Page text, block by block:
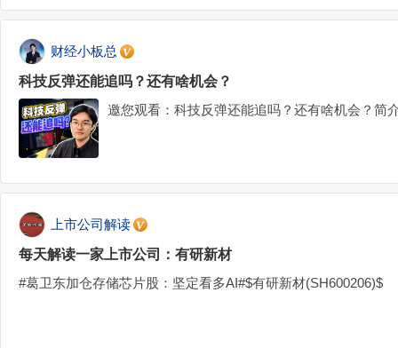
财经小板总
科技反弹还能追吗？还有啥机会？
邀您观看：科技反弹还能追吗？还有啥机会？简
上市公司解读
每天解读一家上市公司：有研新材
#葛卫东加仓存储芯片股：坚定看多AI#$有研新材(SH600206)$